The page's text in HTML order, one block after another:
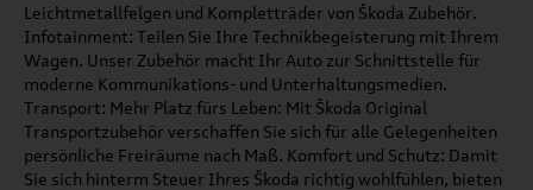
Leichtmetallfelgen und Kompletträder von Škoda Zubehör.
Infotainment: Teilen Sie Ihre Technikbegeisterung mit Ihrem
Wagen. Unser Zubehör macht Ihr Auto zur Schnittstelle für
moderne Kommunikations- und Unterhaltungsmedien.
Transport: Mehr Platz fürs Leben: Mit Škoda Original
Transportzubehör verschaffen Sie sich für alle Gelegenheiten
persönliche Freiräume nach Maß. Komfort und Schutz: Damit
Sie sich hinterm Steuer Ihres Škoda richtig wohlfühlen, bieten